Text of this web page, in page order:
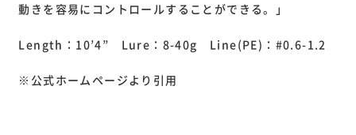
動きを容易にコントロールすることができる。」
Length：10’4” Lure：8-40g Line(PE)：#0.6-1.2
※公式ホームページより引用